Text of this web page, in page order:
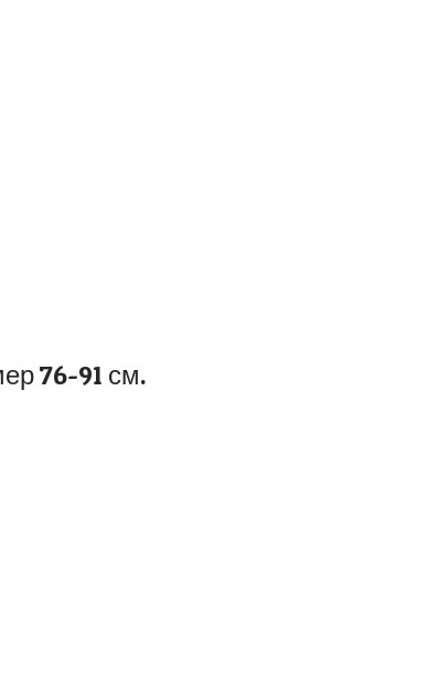
76-91 см.